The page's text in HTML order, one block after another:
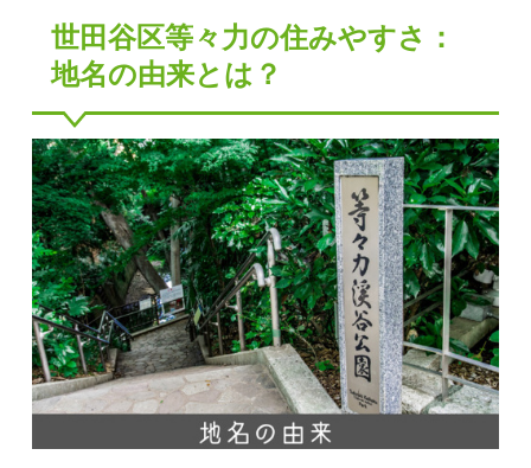
世田谷区等々力の住みやすさ：
地名の由来とは？